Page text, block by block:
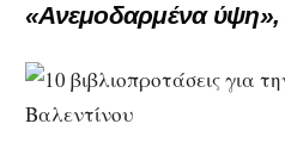
«Ανεμοδαρμένα